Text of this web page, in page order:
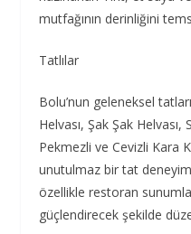
mutfağının derinliğini
Tatlılar
Bolu’nun geleneksel
Helvası, Şak Şak Helvası,
Pekmezli ve Cevizli Kara
unutulmaz bir tat deneyimi
özellikle restoran
güçlendirecek şekilde